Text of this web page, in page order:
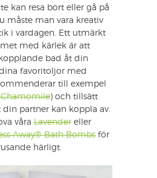
kan resa bort eller gå på
måste man vara kreativ
i vardagen. Ett utmärkt
med kärlek är att
bad åt din
favoritoljor med
till exempel
) och tillsätt
partner kan koppla av.
våra Lavender eller
Away® Bath Bombs för
härligt.